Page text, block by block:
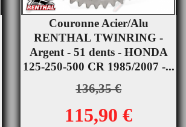
Couronne Acier/Alu
RENTHAL TWINRING -
Argent - 51 dents - HONDA
125-250-500 CR 1985/2007 -...
136,35 €
115,90 €
Aperçu rapide